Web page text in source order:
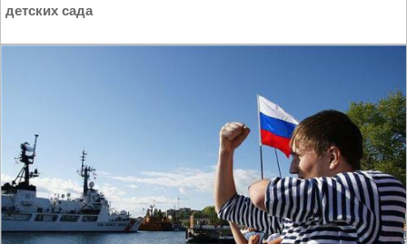
детских сада